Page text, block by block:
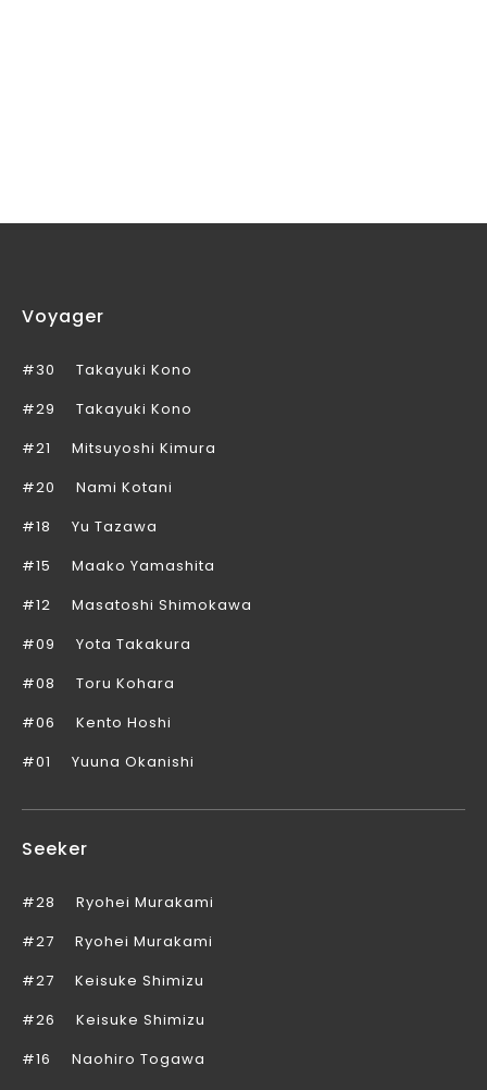
Voyager
#30
Takayuki Kono
#29
Takayuki Kono
#21
Mitsuyoshi Kimura
#20
Nami Kotani
#18
Yu Tazawa
#15
Maako Yamashita
#12
Masatoshi Shimokawa
#09
Yota Takakura
#08
Toru Kohara
#06
Kento Hoshi
#01
Yuuna Okanishi
Seeker
#28
Ryohei Murakami
#27
Ryohei Murakami
#27
Keisuke Shimizu
#26
Keisuke Shimizu
#16
Naohiro Togawa